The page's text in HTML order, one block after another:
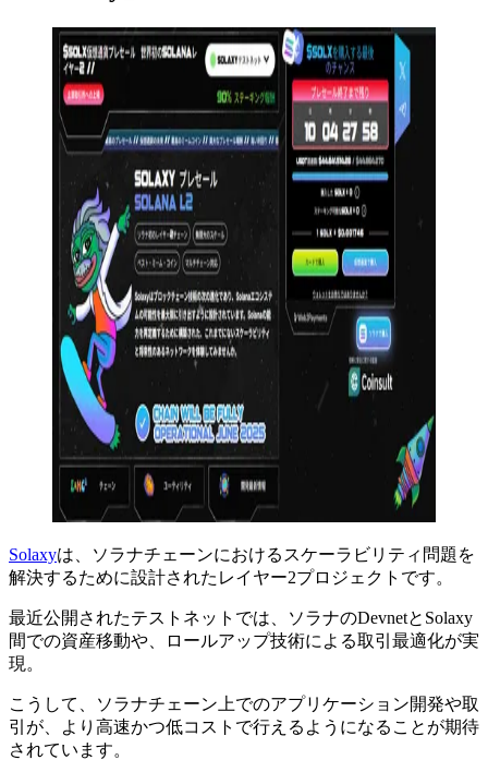
Solaxyは、ソラナチェーンにおけるスケーラビリティ問題を
解決するために設計されたレイヤー2プロジェクトです。
最近公開されたテストネットでは、ソラナのDevnetとSolaxy
間での資産移動や、ロールアップ技術による取引最適化が実
現。
こうして、ソラナチェーン上でのアプリケーション開発や取
引が、より高速かつ低コストで行えるようになることが期待
されています。